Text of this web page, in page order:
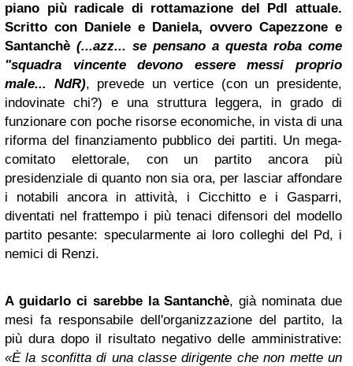
piano più radicale di rottamazione del Pdl attuale.
Scritto con Daniele e Daniela, ovvero Capezzone e
Santanchè (...azz... se pensano a questa roba come
"squadra vincente devono essere messi proprio
male... NdR), prevede un vertice (con un presidente,
indovinate chi?) e una struttura leggera, in grado di
funzionare con poche risorse economiche, in vista di una
riforma del finanziamento pubblico dei partiti. Un mega-
comitato elettorale, con un partito ancora più
presidenziale di quanto non sia ora, per lasciar affondare
i notabili ancora in attività, i Cicchitto e i Gasparri,
diventati nel frattempo i più tenaci difensori del modello
partito pesante: specularmente ai loro colleghi del Pd, i
nemici di Renzi.
A guidarlo ci sarebbe la Santanchè, già nominata due
mesi fa responsabile dell'organizzazione del partito, la
più dura dopo il risultato negativo delle amministrative:
«È la sconfitta di una classe dirigente che non mette un